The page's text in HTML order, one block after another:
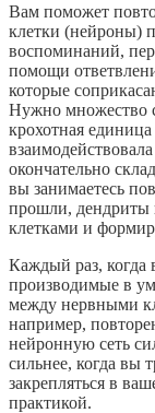
Вам поможет
клетки (нейроны)
воспоминаний,
помощи
которые
Нужно множество
крохотная
окончательно
вы занимаетесь
прошли, дендриты
клетками и
Каждый раз, когда
производимые в
между нервными
например,
нейронную сеть
сильнее, когда вы
закрепляться в
практикой.